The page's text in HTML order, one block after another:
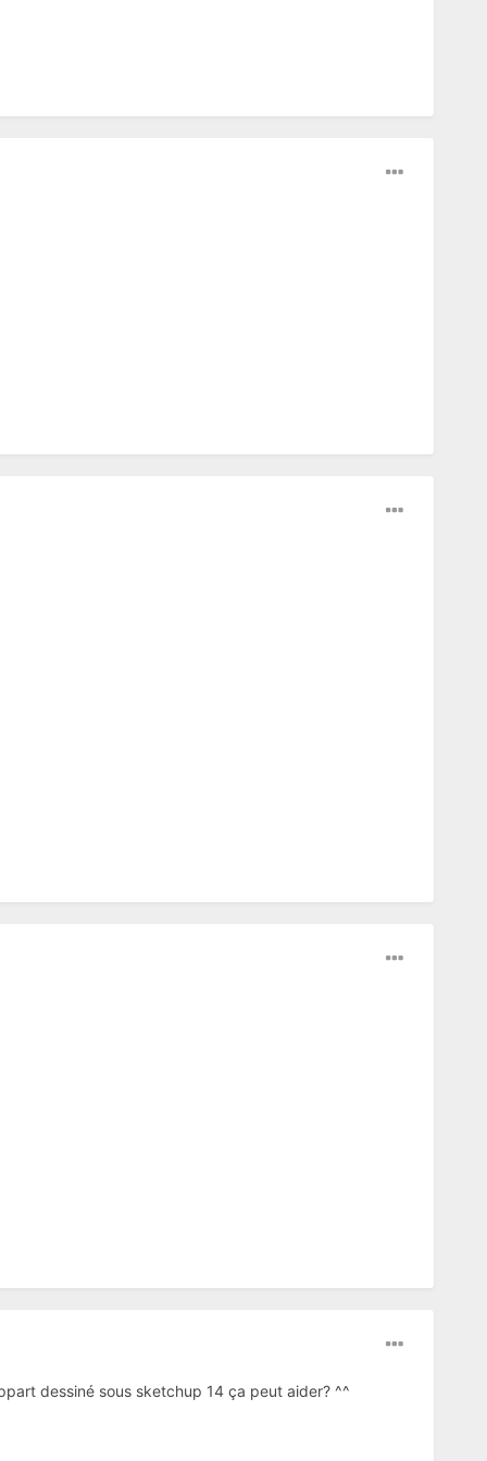
dessiné sous sketchup 14 ça peut aider? ^^